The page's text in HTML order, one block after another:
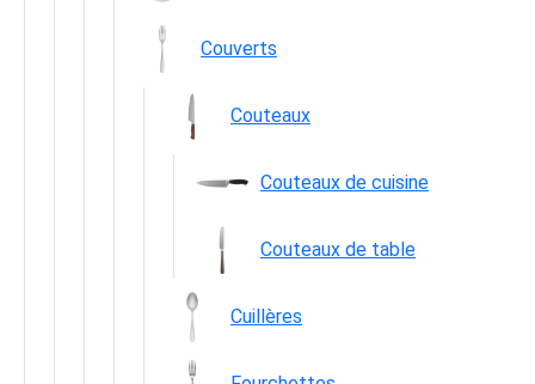
Couverts
Couteaux
Couteaux de cuisine
Couteaux de table
Cuillères